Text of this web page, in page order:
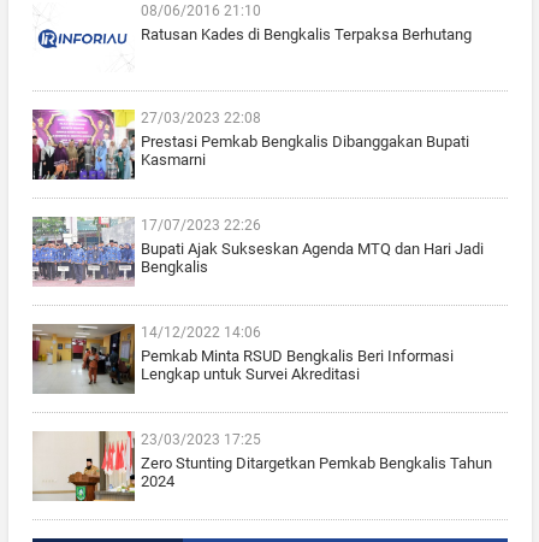
08/06/2016 21:10
Ratusan Kades di Bengkalis Terpaksa Berhutang
27/03/2023 22:08
Prestasi Pemkab Bengkalis Dibanggakan Bupati
Kasmarni
17/07/2023 22:26
Bupati Ajak Sukseskan Agenda MTQ dan Hari Jadi
Bengkalis
14/12/2022 14:06
Pemkab Minta RSUD Bengkalis Beri Informasi
Lengkap untuk Survei Akreditasi
23/03/2023 17:25
Zero Stunting Ditargetkan Pemkab Bengkalis Tahun
2024